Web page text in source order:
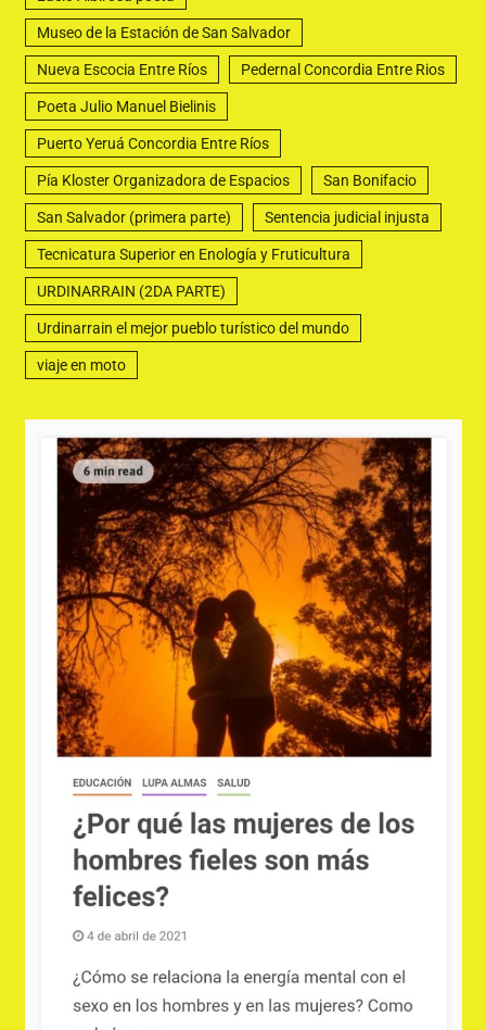
Museo de la Estación de San Salvador
Nueva Escocia Entre Ríos Pedernal Concordia Entre Rios
Poeta Julio Manuel Bielinis
Puerto Yeruá Concordia Entre Ríos
Pía Kloster Organizadora de Espacios San Bonifacio
San Salvador (primera parte) Sentencia judicial injusta
Tecnicatura Superior en Enología y Fruticultura
URDINARRAIN (2DA PARTE)
Urdinarrain el mejor pueblo turístico del mundo
viaje en moto